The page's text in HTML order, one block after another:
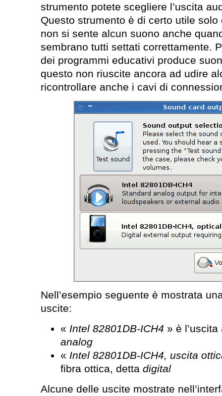
strumento potete scegliere l’uscita
Questo strumento è di certo utile
non si sente alcun suono anche
sembrano tutti settati correttamente.
dei programmi educativi produce
questo non riuscite ancora ad udire
ricontrollare anche i cavi di
Nell’esempio seguente è mostrata
uscite:
« Intel 82801DB-ICH4 » è
analog
« Intel 82801DB-ICH4, uscita
fibra ottica, detta digital
Alcune delle uscite mostrate